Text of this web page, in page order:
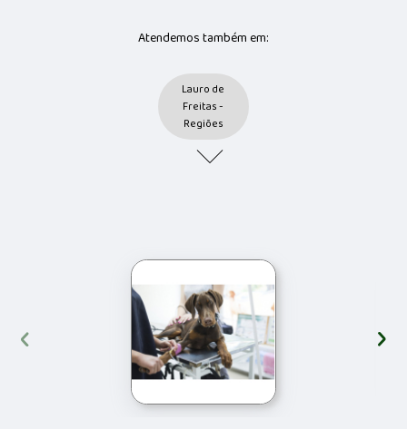
Atendemos também em:
Lauro de
Freitas -
Regiões
‹ ›